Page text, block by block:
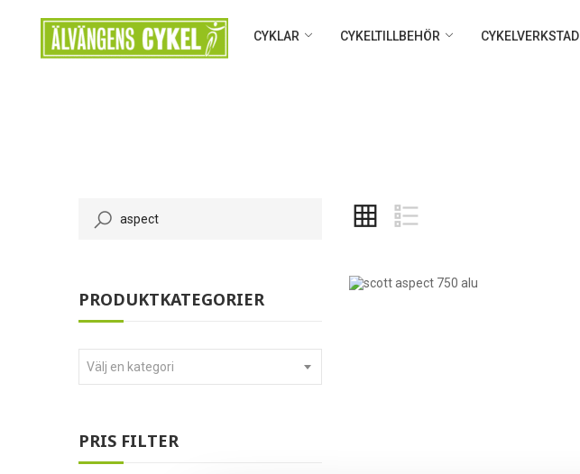
CYKLAR CYKELTILLBEHÖR CYKELVERKSTAD
PRODUKTKATEGORIER
Välj en kategori
PRIS FILTER